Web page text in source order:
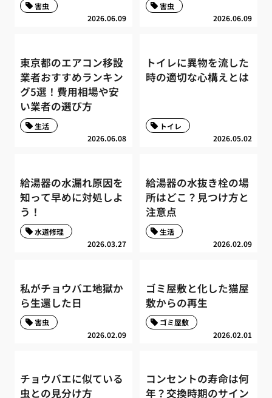
2026.06.09
害虫
2026.06.09
害虫
東京都のエアコン移設
業者おすすめランキン
グ5選！費用相場や安
い業者の選び方
2026.06.08
生活
トイレに異物を流した
時の適切な心構えとは
2026.05.02
トイレ
給湯器の水漏れ原因を
知って早めに対処しよ
う！
2026.03.27
水道修理
給湯器の水抜き栓の場
所はどこ？見つけ方と
注意点
2026.02.09
生活
私がチョウバエ地獄か
ら生還した日
2026.02.09
害虫
ゴミ屋敷と化した猫屋
敷からの再生
2026.02.01
ゴミ屋敷
チョウバエに似ている
虫との見分け方
コンセントの寿命は何
年？交換時期のサイン